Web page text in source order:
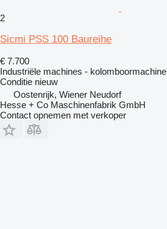
2
Sicmi PSS 100 Baureihe
€ 7.700
Industriële machines - kolomboormachine
Conditie nieuw
Oostenrijk, Wiener Neudorf
Hesse + Co Maschinenfabrik GmbH
Contact opnemen met verkoper